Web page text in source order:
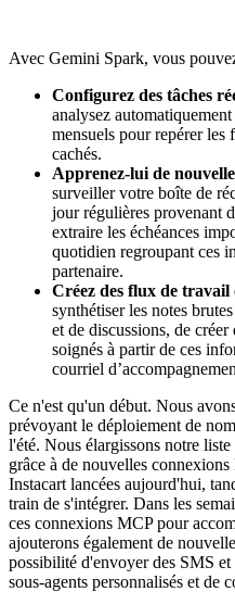
Avec Gemini Spark, vous
Configurez des tâches
analysez
mensuels pour repérer les
cachés.
Apprenez-lui de
surveiller votre boîte de
jour régulières provenant
extraire les échéances
quotidien regroupant ces
partenaire.
Créez des flux de travail
synthétiser les notes
et de discussions, de
soignés à partir de ces
courriel
Ce n'est qu'un début. Nous
prévoyant le déploiement de
l'été. Nous élargissons notre
grâce à de nouvelles
Instacart lancées aujourd'hui,
train de s'intégrer. Dans les
ces connexions MCP pour
ajouterons également de
possibilité d'envoyer des SMS
sous-agents personnalisés et de